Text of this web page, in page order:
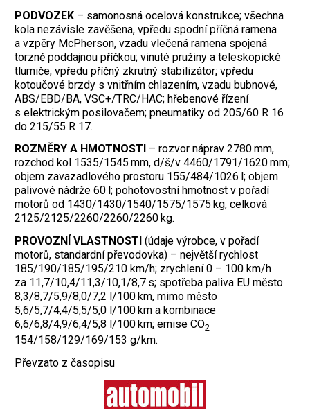
PODVOZEK – samonosná ocelová konstrukce; všechna
kola nezávisle zavěšena, vpředu spodní příčná ramena
a vzpěry McPherson, vzadu vlečená ramena spojená
torzně poddajnou příčkou; vinuté pružiny a teleskopické
tlumiče, vpředu příčný zkrutný stabilizátor; vpředu
kotoučové brzdy s vnitřním chlazením, vzadu bubnové,
ABS/EBD/BA, VSC+/TRC/HAC; hřebenové řízení
s elektrickým posilovačem; pneumatiky od 205/60 R 16
do 215/55 R 17.
ROZMĚRY A HMOTNOSTI – rozvor náprav 2780 mm,
rozchod kol 1535/1545 mm, d/š/v 4460/1791/1620 mm;
objem zavazadlového prostoru 155/484/1026 l; objem
palivové nádrže 60 l; pohotovostní hmotnost v pořadí
motorů od 1430/1430/1540/1575/1575 kg, celková
2125/2125/2260/2260/2260 kg.
PROVOZNÍ VLASTNOSTI (údaje výrobce, v pořadí
motorů, standardní převodovka) – největší rychlost
185/190/185/195/210 km/h; zrychlení 0 – 100 km/h
za 11,7/10,4/11,3/10,1/8,7 s; spotřeba paliva EU město
8,3/8,7/5,9/8,0/7,2 l/100 km, mimo město
5,6/5,7/4,4/5,5/5,0 l/100 km a kombinace
6,6/6,8/4,9/6,4/5,8 l/100 km; emise CO2
154/158/129/169/153 g/km.
Převzato z časopisu